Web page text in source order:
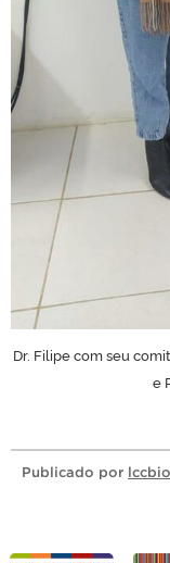
Dr. Filipe com seu
e
Publicado por lccbio